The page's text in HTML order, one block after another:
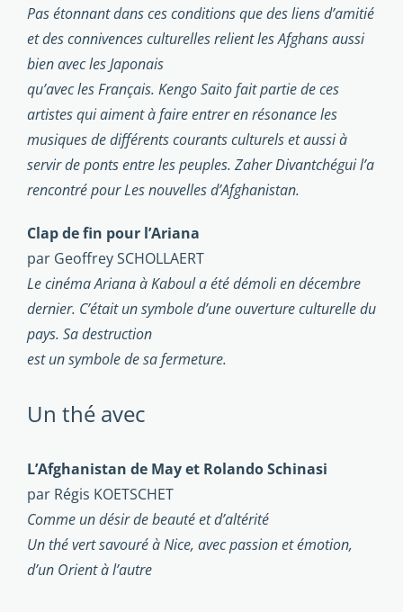
Pas étonnant dans ces conditions que des liens d’amitié
et des connivences culturelles relient les Afghans aussi
bien avec les Japonais
qu’avec les Français. Kengo Saito fait partie de ces
artistes qui aiment à faire entrer en résonance les
musiques de différents courants culturels et aussi à
servir de ponts entre les peuples. Zaher Divantchégui l’a
rencontré pour Les nouvelles d’Afghanistan.
Clap de fin pour l’Ariana
par Geoffrey SCHOLLAERT
Le cinéma Ariana à Kaboul a été démoli en décembre
dernier. C’était un symbole d’une ouverture culturelle du
pays. Sa destruction
est un symbole de sa fermeture.
Un thé avec
L’Afghanistan de May et Rolando Schinasi
par Régis KOETSCHET
Comme un désir de beauté et d’altérité
Un thé vert savouré à Nice, avec passion et émotion,
d’un Orient à l’autre